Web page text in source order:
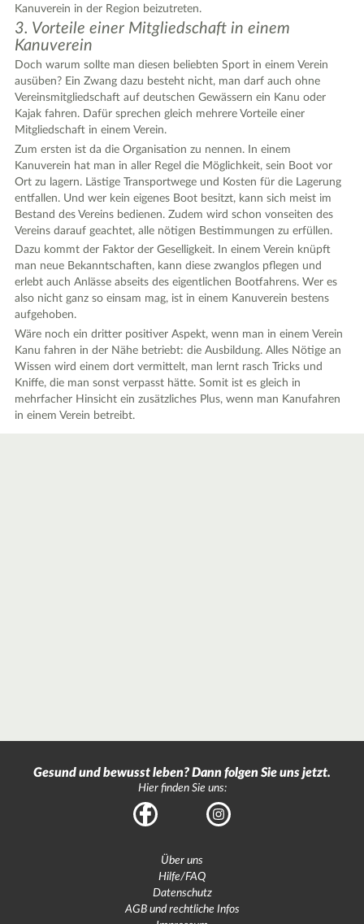
Kanuverein in der Region beizutreten.
3. Vorteile einer Mitgliedschaft in einem
Kanuverein
Doch warum sollte man diesen beliebten Sport in einem Verein
ausüben? Ein Zwang dazu besteht nicht, man darf auch ohne
Vereinsmitgliedschaft auf deutschen Gewässern ein Kanu oder
Kajak fahren. Dafür sprechen gleich mehrere Vorteile einer
Mitgliedschaft in einem Verein.
Zum ersten ist da die Organisation zu nennen. In einem
Kanuverein hat man in aller Regel die Möglichkeit, sein Boot vor
Ort zu lagern. Lästige Transportwege und Kosten für die Lagerung
entfallen. Und wer kein eigenes Boot besitzt, kann sich meist im
Bestand des Vereins bedienen. Zudem wird schon vonseiten des
Vereins darauf geachtet, alle nötigen Bestimmungen zu erfüllen.
Dazu kommt der Faktor der Geselligkeit. In einem Verein knüpft
man neue Bekanntschaften, kann diese zwanglos pflegen und
erlebt auch Anlässe abseits des eigentlichen Bootfahrens. Wer es
also nicht ganz so einsam mag, ist in einem Kanuverein bestens
aufgehoben.
Wäre noch ein dritter positiver Aspekt, wenn man in einem Verein
Kanu fahren in der Nähe betriebt: die Ausbildung. Alles Nötige an
Wissen wird einem dort vermittelt, man lernt rasch Tricks und
Kniffe, die man sonst verpasst hätte. Somit ist es gleich in
mehrfacher Hinsicht ein zusätzliches Plus, wenn man Kanufahren
in einem Verein betreibt.
Gesund und bewusst leben? Dann folgen Sie uns jetzt.
Hier finden Sie uns:
Facebook Instagram
Über uns
Hilfe/FAQ
Datenschutz
AGB und rechtliche Infos